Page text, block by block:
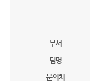
부서
팀명
문의처